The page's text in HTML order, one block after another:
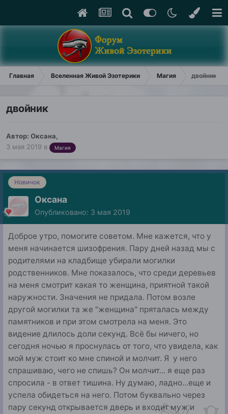
Главная Вселенная Живой Эзотерики Магия двойник
двойник
Автор: Оксана,
3 мая 2019 в Магия
Новичок
Оксана
Опубликовано: 3 мая 2019
Доброе утро, помогите советом. Мне кажется, что у
меня начинается шизофрения. Пару дней назад мы с
родителями на кладбище убирали могилки
родственников. Мне показалось, что среди деревьев
на меня смотрит какая то женщина, приятной такой
наружности. Значения не придала. Потом возле
другой могилки та же "женщина" пряталась между
памятников и при этом смотрела на меня. Это
видение длилось доли секунд. Всё бы ничего, но
сегодня ночью я проснулась от того, что увидела, как
мой муж стоит ко мне спиной и молчит. Я у него
спрашиваю, чего не спишь? Он молчит... я еще раз
спросила - в ответ тишина. Ну думаю, ладно...еще и
успела обидеться на него. Потом буквально через
пару секунд открывается дверь и входит муж и